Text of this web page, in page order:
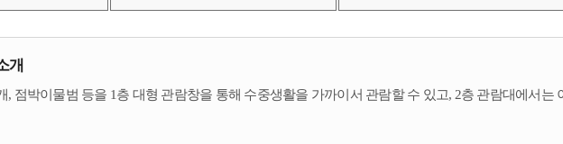
개
, 점박이물범 등을 1층 대형 관람창을 통해 수중생활을 가까이서 관람할 수 있고, 2층 관람대에서는